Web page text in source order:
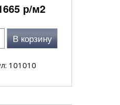
р/м2
В корзину
101010